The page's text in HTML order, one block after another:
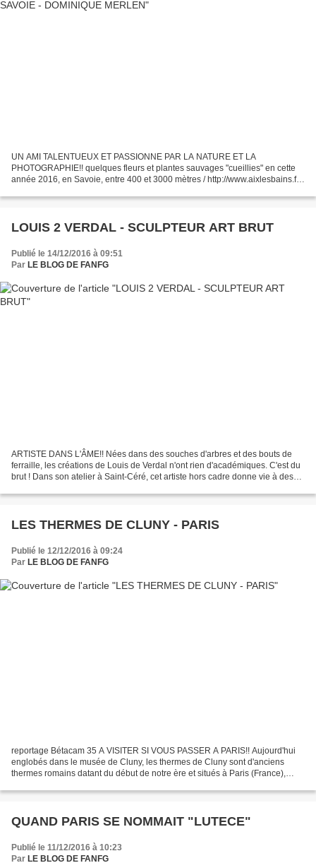
UN AMI TALENTUEUX ET PASSIONNE PAR LA NATURE ET LA
PHOTOGRAPHIE!! quelques fleurs et plantes sauvages "cueillies" en cette
année 2016, en Savoie, entre 400 et 3000 mètres / http://www.aixlesbains.fr/
LOUIS 2 VERDAL - SCULPTEUR ART BRUT
Publié le 14/12/2016 à 09:51
Par LE BLOG DE FANFG
ARTISTE DANS L'ÂME!! Nées dans des souches d'arbres et des bouts de
ferraille, les créations de Louis de Verdal n'ont rien d'académiques. C'est du
brut ! Dans son atelier à Saint-Céré, cet artiste hors cadre donne vie à des
LES THERMES DE CLUNY - PARIS
Publié le 12/12/2016 à 09:24
Par LE BLOG DE FANFG
reportage Bétacam 35 A VISITER SI VOUS PASSER A PARIS!! Aujourd'hui
englobés dans le musée de Cluny, les thermes de Cluny sont d'anciens
thermes romains datant du début de notre ère et situés à Paris (France),
QUAND PARIS SE NOMMAIT "LUTECE"
Publié le 11/12/2016 à 10:23
Par LE BLOG DE FANFG